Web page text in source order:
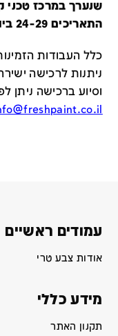
שנערך במרכז טכני
התאריכים 24-29 ביוני.
כלל העבודות
ניתנות לרכישה
וסיוע ברכישה ניתן
עמודים ראשיים
אודות צבע טרי
מידע כללי
תקנון האתר